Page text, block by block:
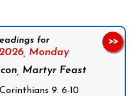
for
Monday
Martyr Feast
9: 6-10
>>